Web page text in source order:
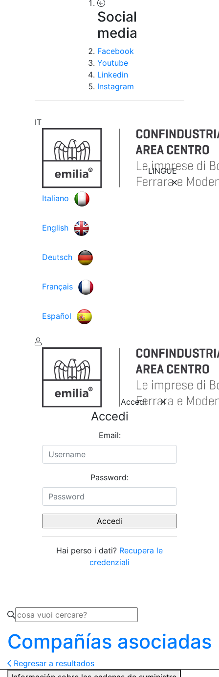
Social
media
Facebook
Youtube
Linkedin
Instagram
IT
LINGUE
Italiano
English
Deutsch
Français
Español
Accedi
Accedi
Email:
Password:
Hai perso i dati? Recupera le
credenziali
Compañías asociadas
Regresar a resultados